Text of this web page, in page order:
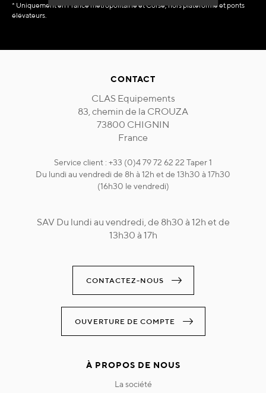
* Uniquement en France métropolitaine et Corse, hors plateforme et ponts
élévateurs.
CONTACT
CLAS Equipements
83, chemin de la CROUZA
73800 CHIGNIN
France
Service client : +33 (0)4 79 72 62 22 Taper 1
Du lundi au vendredi de 8h à 12h et de 13h30 à 17h30
(16h30 le vendredi)
SAV Du lundi au vendredi, de 8h30 à 12h et de
13h30 à 17h
CONTACTEZ-NOUS
OUVERTURE DE COMPTE
À PROPOS DE NOUS
la société